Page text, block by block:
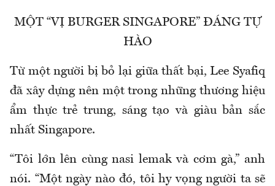
MỘT “VỊ BURGER SINGAPORE” ĐÁNG TỰ
HÀO
Từ một người bị bỏ lại giữa thất bại, Lee Syafiq
đã xây dựng nên một trong những thương hiệu
ẩm thực trẻ trung, sáng tạo và giàu bản sắc
nhất Singapore.
“Tôi lớn lên cùng nasi lemak và cơm gà,” anh
nói. “Một ngày nào đó, tôi hy vọng người ta sẽ